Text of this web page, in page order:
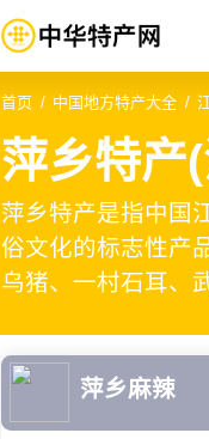
首页 中国地方特产大全
萍乡特产
萍乡特产是指中国
俗文化的标志性产
乌猪、一村石耳、
萍乡麻辣